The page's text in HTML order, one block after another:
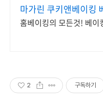
마가린 쿠키앤베이킹
홈베이킹의 모든것! 베
2 구독하기